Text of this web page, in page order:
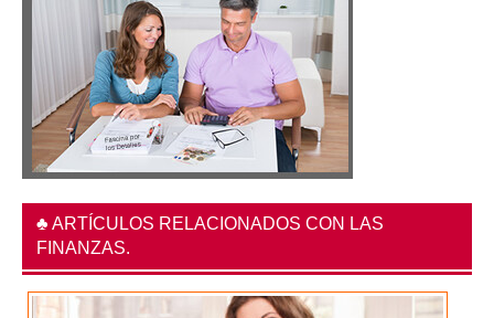
♣ ARTÍCULOS RELACIONADOS CON LAS
FINANZAS.